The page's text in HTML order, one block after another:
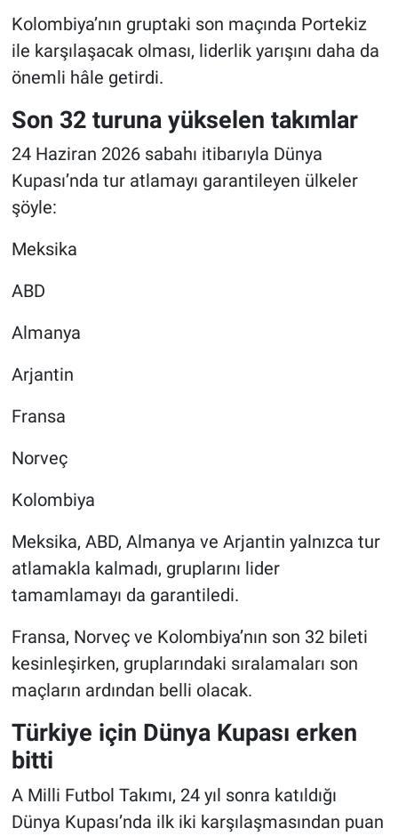
Kolombiya’nın gruptaki son maçında Portekiz
ile karşılaşacak olması, liderlik yarışını daha da
önemli hâle getirdi.
Son 32 turuna yükselen takımlar
24 Haziran 2026 sabahı itibarıyla Dünya
Kupası’nda tur atlamayı garantileyen ülkeler
şöyle:
Meksika
ABD
Almanya
Arjantin
Fransa
Norveç
Kolombiya
Meksika, ABD, Almanya ve Arjantin yalnızca tur
atlamakla kalmadı, gruplarını lider
tamamlamayı da garantiledi.
Fransa, Norveç ve Kolombiya’nın son 32 bileti
kesinleşirken, gruplarındaki sıralamaları son
maçların ardından belli olacak.
Türkiye için Dünya Kupası erken
bitti
A Milli Futbol Takımı, 24 yıl sonra katıldığı
Dünya Kupası’nda ilk iki karşılaşmasından puan